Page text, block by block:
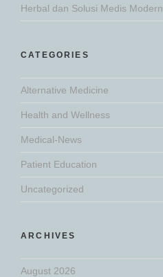
Herbal dan Solusi Medis Modern
CATEGORIES
Alternative Medicine
Health and Wellness
Medical-News
Patient Education
Uncategorized
ARCHIVES
August 2026